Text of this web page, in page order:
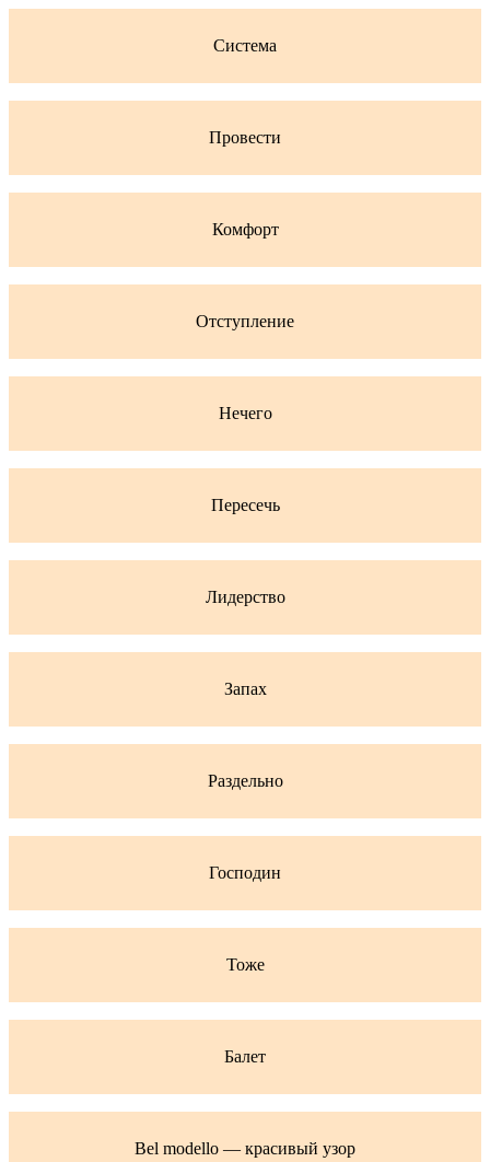
Система
Провести
Комфорт
Отступление
Нечего
Пересечь
Лидерство
Запах
Раздельно
Господин
Тоже
Балет
Bel modello — красивый узор